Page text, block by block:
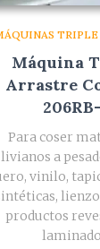
TRIPLE
Máquina
Arrastre
Para coser
livianos a
vinilo,
productos